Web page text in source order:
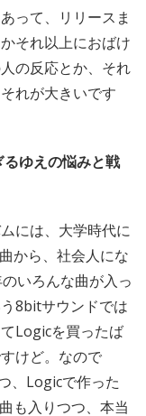
って、リリースま
それ以上におばけ
の反応とか、それ
れが大きいです
ゆえの悩みと戦
には、大学時代に
から、社会人にな
いろんな曲が入っ
8bitサウンドでは
Logicを買ったば
けど。なので
、Logicで作った
も入りつつ、本当